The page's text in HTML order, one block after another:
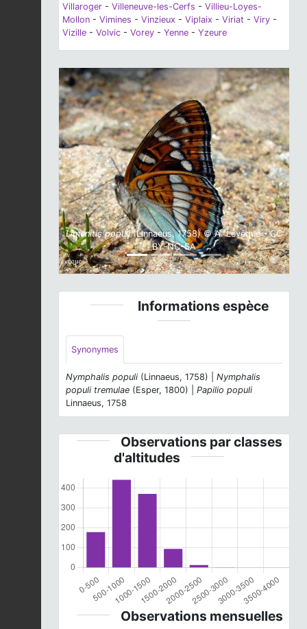
Villaroger - Villeneuve-les-Cerfs - Villieu-Loyes-
Mollon - Vimines - Vinzieux - Viplaix - Viriat - Viry -
Vizille - Volvic - Vorey - Yenne - Yzeure
Limenitis populi(Linnaeus, 1758) © A. Lévêque - CC
BY-NC-SA
Previous Next
Informations espèce
Synonymes
Nymphalis populi (Linnaeus, 1758) | Nymphalis
populi tremulae (Esper, 1800) | Papilio populi
Linnaeus, 1758
Observations par classes
d'altitudes
Observations mensuelles